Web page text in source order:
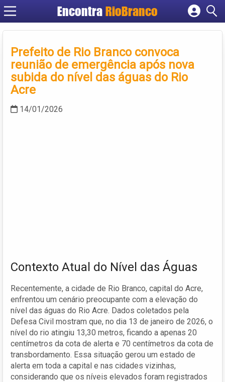
Encontra RioBranco
Cadastrar empresa
Criar conta
Prefeito de Rio Branco convoca
reunião de emergência após nova
subida do nível das águas do Rio
Acre
14/01/2026
Contexto Atual do Nível das Águas
Recentemente, a cidade de Rio Branco, capital do Acre,
enfrentou um cenário preocupante com a elevação do
nível das águas do Rio Acre. Dados coletados pela
Defesa Civil mostram que, no dia 13 de janeiro de 2026, o
nível do rio atingiu 13,30 metros, ficando a apenas 20
centímetros da cota de alerta e 70 centímetros da cota de
transbordamento. Essa situação gerou um estado de
alerta em toda a capital e nas cidades vizinhas,
considerando que os níveis elevados foram registrados